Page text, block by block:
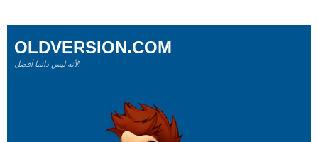
OLDVERSION.COM
لأنه ليس دائما أفضل!